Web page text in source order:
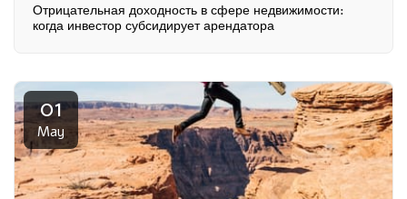
Отрицательная доходность в сфере недвижимости:
когда инвестор субсидирует арендатора
01
May